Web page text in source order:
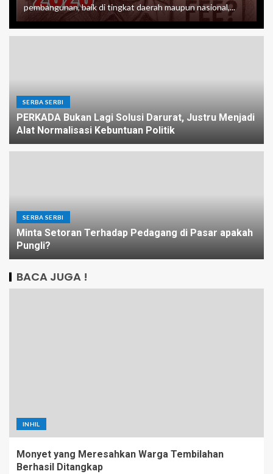
pembangunan, baik di tingkat daerah maupun nasional,...
SERBA SERBI
PERKADA Bukan Lagi Solusi Darurat, Justru Menjadi
Alat Normalisasi Kebuntuan Politik
SERBA SERBI
Minta Setoran Terhadap Pedagang di Pasar apakah
Pungli?
BACA JUGA !
INHIL
Monyet yang Meresahkan Warga Tembilahan
Berhasil Ditangkap